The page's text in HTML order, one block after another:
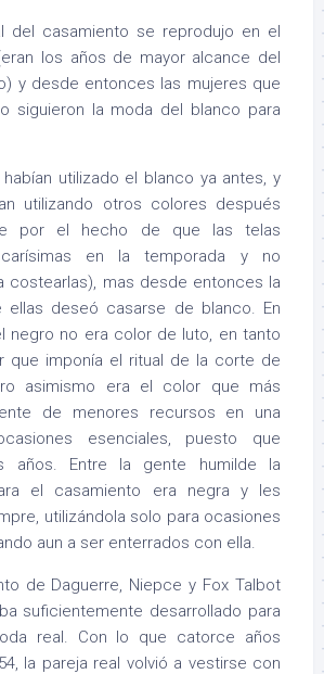
del casamiento se reprodujo en el
los años de mayor alcance del
y desde entonces las mujeres que
siguieron la moda del blanco para
habían utilizado el blanco ya antes, y
utilizando otros colores después
por el hecho de que las telas
en la temporada y no
costearlas), mas desde entonces la
ellas deseó casarse de blanco. En
negro no era color de luto, en tanto
que imponía el ritual de la corte de
asimismo era el color que más
de menores recursos en una
esenciales, puesto que
años. Entre la gente humilde la
el casamiento era negra y les
utilizándola solo para ocasiones
aun a ser enterrados con ella.
de Daguerre, Niepce y Fox Talbot
suficientemente desarrollado para
real. Con lo que catorce años
la pareja real volvió a vestirse con